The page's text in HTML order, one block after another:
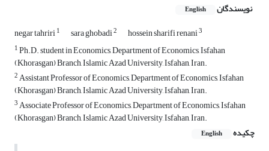
نویسندگان English
negar tahriri1 sara ghobadi2 hossein sharifi renani3
1Ph.D. student in Economics, Department of Economics, Isfahan
(Khorasgan) Branch, Islamic Azad University, Isfahan, Iran.
2Assistant Professor of Economics, Department of Economics, Isfahan
(Khorasgan) Branch, Islamic Azad University, Isfahan, Iran.
3Associate Professor of Economics, Department of Economics, Isfahan
(Khorasgan) Branch, Islamic Azad University, Isfahan, Iran.
چکیده
English